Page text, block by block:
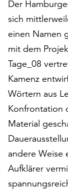
auf
„Alle
akzeptieren“,
um
Cookies
zu
akzeptieren.
können
Ihr
Einverständnis
jederzeit
ändern
und
widerrufen.
Der
sich
einen Namen
mit dem
Tage_08
Kamenz
Wörtern aus
Konfrontation
Material
andere Weise
Aufklärer